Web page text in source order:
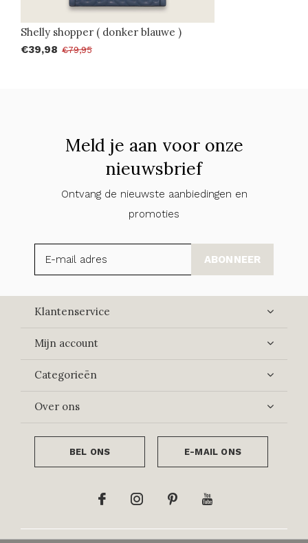
Shelly shopper ( donker blauwe )
€39,98 €79,95
Meld je aan voor onze
nieuwsbrief
Ontvang de nieuwste aanbiedingen en
promoties
ABONNEER
Klantenservice
Mijn account
Categorieën
Over ons
BEL ONS E-MAIL ONS